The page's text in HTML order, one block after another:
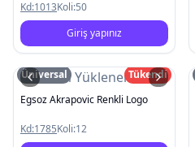
Kd:1013Koli:50
Giriş yapınız
Resim Yüklenemedi
Üniversal
Tükendi
Egsoz Akrapovic Renkli Logo
Kd:1785Koli:12